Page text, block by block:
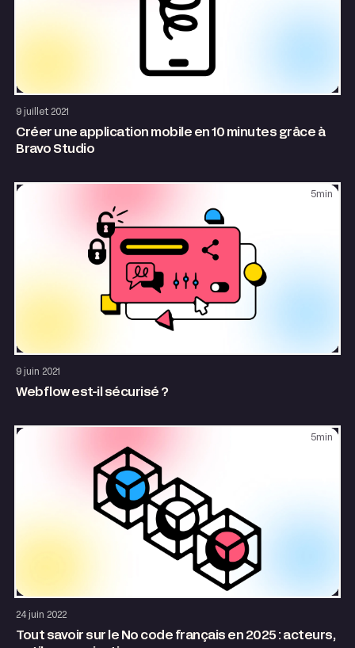
9 juillet 2021
Créer une application mobile en 10 minutes grâce à
Bravo Studio
5 min
9 juin 2021
Webflow est-il sécurisé ?
5 min
24 juin 2022
Tout savoir sur le No code français en 2025 : acteurs,